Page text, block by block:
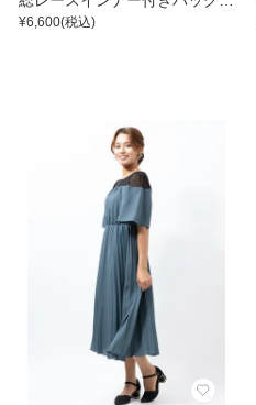
ボンワンピース
¥6,600(税込)